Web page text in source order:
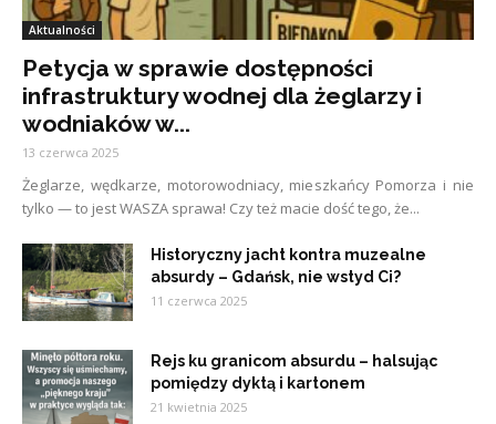
Aktualności
Petycja w sprawie dostępności
infrastruktury wodnej dla żeglarzy i
wodniaków w...
13 czerwca 2025
Żeglarze, wędkarze, motorowodniacy, mieszkańcy Pomorza i nie
tylko — to jest WASZA sprawa! Czy też macie dość tego, że...
Historyczny jacht kontra muzealne
absurdy – Gdańsk, nie wstyd Ci?
11 czerwca 2025
Rejs ku granicom absurdu – halsując
pomiędzy dyktą i kartonem
21 kwietnia 2025